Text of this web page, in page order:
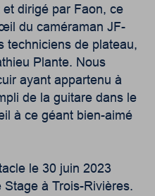
dirigé par Faon, ce
du caméraman JF-
techniciens de plateau,
Plante. Nous
ayant appartenu à
de la guitare dans le
à ce géant bien-aimé
le 30 juin 2023
à Trois-Rivières.